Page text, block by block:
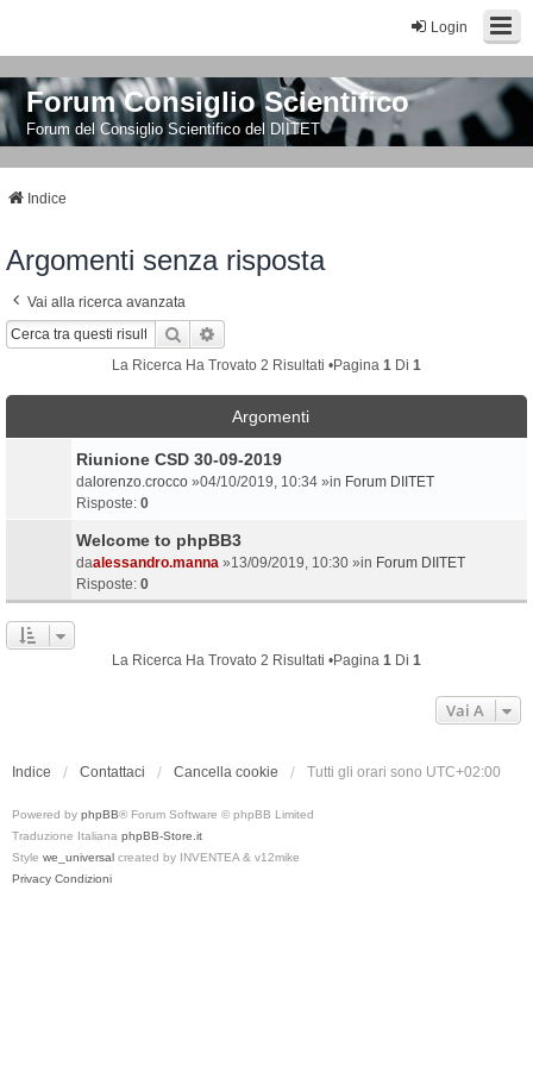
Login
Forum Consiglio Scientifico
Forum del Consiglio Scientifico del DIITET
Indice
Argomenti senza risposta
Vai alla ricerca avanzata
Cerca
La Ricerca Ha Trovato 2 Risultati •Pagina 1 Di 1
Argomenti
Riunione CSD 30-09-2019
da lorenzo.crocco »04/10/2019, 10:34 »in Forum DIITET
Risposte: 0
Welcome to phpBB3
daalessandro.manna »13/09/2019, 10:30 »in Forum DIITET
Risposte: 0
La Ricerca Ha Trovato 2 Risultati •Pagina 1 Di 1
Vai A
Indice Contattaci Cancella cookie Tutti gli orari sono UTC+02:00
Powered by phpBB® Forum Software © phpBB Limited
Traduzione Italiana phpBB-Store.it
Style we_universal created by INVENTEA & v12mike
Privacy Condizioni